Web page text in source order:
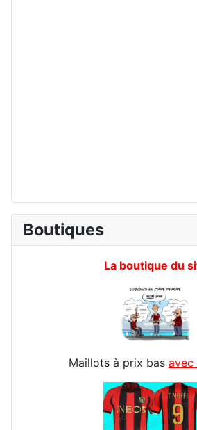
Boutiques
La boutique du
Maillots à prix bas avec